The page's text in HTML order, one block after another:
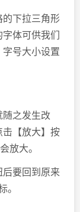
下拉三角形
体可供我们
号大小设置
之发生改
【放大】按
放大。
要回到原来
。